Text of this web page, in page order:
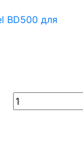
BD500 для